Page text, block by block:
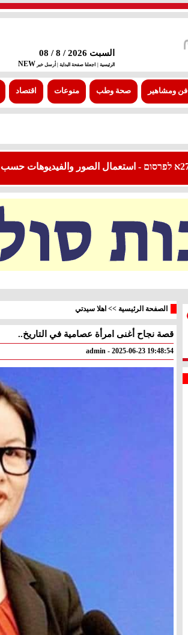
السبت 2026 / 8 / 08
الرئيسية | اجعلنا صفحة البداية | أرسل خبر NEW
فن ومشاهير صحة وطب منوعات اقتصاد
° - ° معليا
الصفحة الرئيسية >> اهلا سيدتي
قصة نجاح أغنى امرأة عصامية في التاريخ..
admin - 2025-06-23 19:48:54